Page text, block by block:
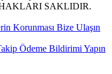
SAKLIDIR.
Korunması Bize Ulaşın
Ödeme Bildirimi Yapın